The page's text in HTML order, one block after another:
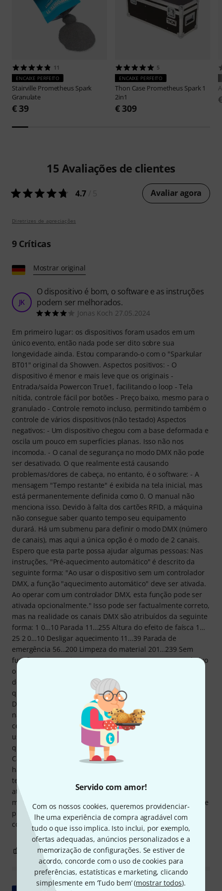
Servido com amor!
Com os nossos cookies, queremos providenciar-
lhe uma experiência de compra agradável com
tudo o que isso implica. Isto inclui, por exemplo,
ofertas adequadas, anúncios personalizados e a
memorização de configurações. Se estiver de
acordo, concorde com o uso de cookies para
preferências, estatísticas e marketing, clicando
simplesmente em ‘Tudo bem’ (mostrar todos).
11
ENCAIXE PERFEITO
Stairville Prometheus Spark
Granulate
€ 39
5
ENCAIXE PERFEITO
Thon Case Prometheus Spark 1
2in1
€ 309
15 Avaliações de clientes
4.7 Avaliar agora
Diretrizes de apreciações
9Críticas
Mostrar original
JK
O dispositivo é bom, o software e as instruções
podem ser melhorados.
Jonas Koch 27.05.2024
Em primeiro lugar: os dispositivos foram usados em um
único evento, então nada pode ser dito sobre sua
longevidade ainda. Estou comparando-o com o "Sparkular
BT01" original da Showven. Aspectos positivos: - O
dispositivo é menor e mais leve que os originais -
Entrada/saída Powercon True1, facilitando o loop - Tela
nítida, controle fácil por botões - Preço baixo, mesmo para o
granulado - Controle remoto incluso, permitindo também o
controle de vários dispositivos (não testado) Aspectos
negativos: - Um dispositivo chegou com a base deformada e
oscila um pouco em superfícies planas. Isso não nos
incomoda. - O canal de segurança no modo DMX não pode
ser desativado. O que realmente está causando
problemas/dores de cabeça, no entanto, é o software: - A
mensagem "Tempo restante" é exibida na tela inicial, mas
está permanentemente definida como 0. O manual não
menciona isso. Devido à falta dos cartões RFID, a máquina
não consegue saber quanto tempo seu equipamento
durará. Há um submenu para definir o modo DMX (número
de canais), mas aqui a única opção é o modo de 2 canais.
Espero que esta parte possa ajudar algumas pessoas: Nas
instruções, "Pré-aquecimento automático" é descrito da
seguinte forma: "Ao usar o dispositivo sem um controlador
DMX, a função "aquecimento automático" deve ser ativada.
Ao operar com um controlador DMX, esta função pode ser
ativada opcionalmente." Isso pode ser factualmente correto,
mas na realidade os canais DMX são atribuídos da seguinte
forma: 1 0…10 Parada 11…255 Altura do efeito de faísca 1…
25 2 0…10 Desligar aquecimento 11…39 Parada de
emergência 56…200 Limpeza do material 201…239 Sem
função 240…255 Ligar aquecimento. Como puxar para baixo
o Canal 2 desliga o Pré-aquecimento, este canal deve ser
definido como "ligar aquecimento" ou "sem função". De
qualquer forma, o "Pré-aquecimento automático" no modo
DMX não facilita o controle ou a operação. Simplesmente
não é explicitamente declarado em lugar nenhum. Isso
certamente causará alguma confusão inicial para os
usuários dos "Sparkulars originais". Vale ressaltar também
que o pré-aquecimento via DMX só pode ser ativado se o
Canal de Segurança mencionado anteriormente estiver
habilitado. Este canal não pode ser configurado ao mesmo
tempo que o "Canal de Pré-Aquecimento"; ele deve ser
ativado previamente. Também não é explicitamente
mencionado em nenhum lugar. Como isso não é um grande
problema depois que você descobrir, ainda recomendo
comprá-lo.
0 REPORTAR A CRÍTICA
Mostrar original